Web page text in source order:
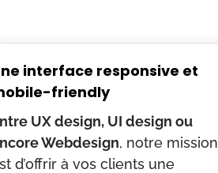
interface responsive et
friendly
UX design, UI design ou
Webdesign, notre mission
d’offrir à vos clients une